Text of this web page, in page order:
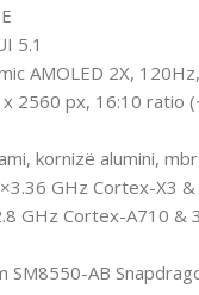
5.1
AMOLED 2X,
2560 px, 16:10 ratio
kornizë alumini,
GHz Cortex-X3
GHz Cortex-A710 &
SM8550-AB